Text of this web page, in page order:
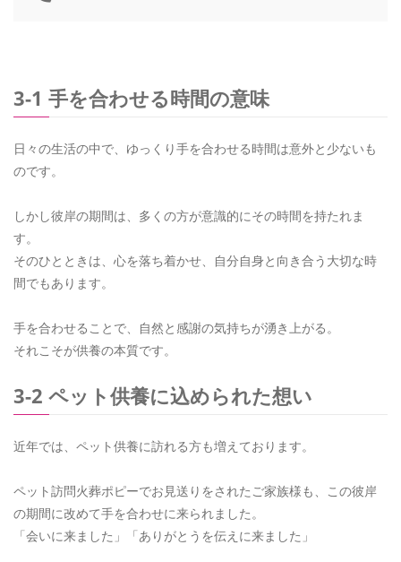
3-1 手を合わせる時間の意味
日々の生活の中で、ゆっくり手を合わせる時間は意外と少ないも
のです。
しかし彼岸の期間は、多くの方が意識的にその時間を持たれま
す。
そのひとときは、心を落ち着かせ、自分自身と向き合う大切な時
間でもあります。
手を合わせることで、自然と感謝の気持ちが湧き上がる。
それこそが供養の本質です。
3-2 ペット供養に込められた想い
近年では、ペット供養に訪れる方も増えております。
ペット訪問火葬ポピーでお見送りをされたご家族様も、この彼岸
の期間に改めて手を合わせに来られました。
「会いに来ました」「ありがとうを伝えに来ました」